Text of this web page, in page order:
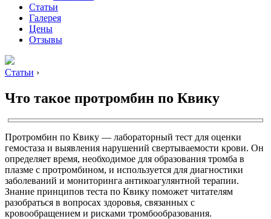
Статьи
Галерея
Цены
Отзывы
Статьи ›
Что такое протромбин по Квику
Протромбин по Квику — лабораторный тест для оценки
гемостаза и выявления нарушений свертываемости крови. Он
определяет время, необходимое для образования тромба в
плазме с протромбином, и используется для диагностики
заболеваний и мониторинга антикоагулянтной терапии.
Знание принципов теста по Квику поможет читателям
разобраться в вопросах здоровья, связанных с
кровообращением и рисками тромбообразования.